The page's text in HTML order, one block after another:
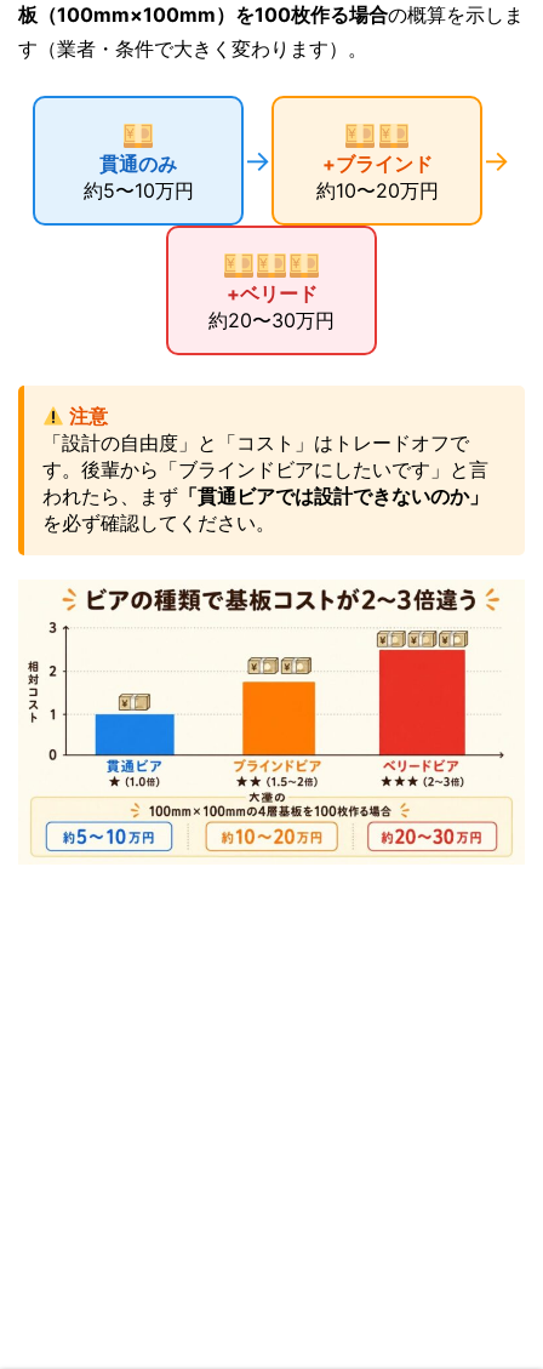
板（100mm×100mm）を100枚作る場合の概算を示しま
す（業者・条件で大きく変わります）。
貫通のみ
約5〜10万円
→
+ブラインド
約10〜20万円
→
+ベリード
約20〜30万円
注意
「設計の自由度」と「コスト」はトレードオフで
す。後輩から「ブラインドビアにしたいです」と言
われたら、まず 「貫通ビアでは設計できないのか」
を必ず確認してください。